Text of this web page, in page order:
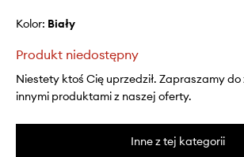
Kolor: biały
Produkt niedostępny
Niestety ktoś Cię uprzedził. Zapraszamy
innymi produktami z naszej oferty.
Inne z tej kategorii